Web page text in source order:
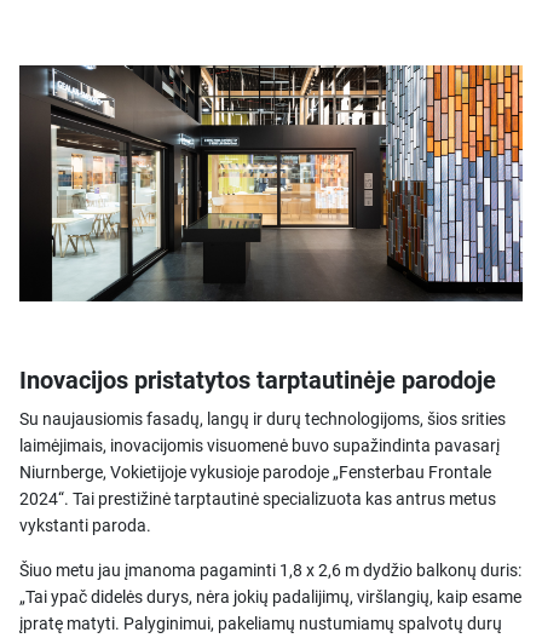
Inovacijos pristatytos tarptautinėje parodoje
Su naujausiomis fasadų, langų ir durų technologijoms, šios srities
laimėjimais, inovacijomis visuomenė buvo supažindinta pavasarį
Niurnberge, Vokietijoje vykusioje parodoje „Fensterbau Frontale
2024“. Tai prestižinė tarptautinė specializuota kas antrus metus
vykstanti paroda.
Šiuo metu jau įmanoma pagaminti 1,8 x 2,6 m dydžio balkonų duris:
„Tai ypač didelės durys, nėra jokių padalijimų, viršlangių, kaip esame
įpratę matyti. Palyginimui, pakeliamų nustumiamų spalvotų durų